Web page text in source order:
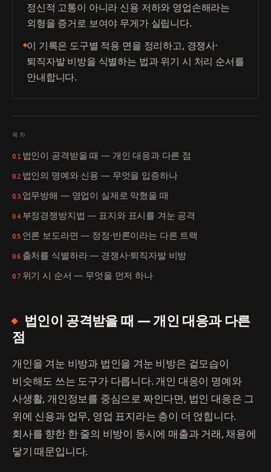
정신적 고통이 아니라 신용 저하와 영업손해라는
외형을 증거로 보여야 무게가 실립니다.
이 기록은 도구별 적용 면을 정리하고, 경쟁사·
퇴직자발 비방을 식별하는 법과 위기 시 처리 순서를
안내합니다.
목차
01 법인이 공격받을 때 — 개인 대응과 다른 점
02 법인의 명예와 신용 — 무엇을 입증하나
03 업무방해 — 영업이 실제로 막혔을 때
04 부정경쟁방지법 — 표지와 표시를 겨눈 공격
05 언론 보도라면 — 정정·반론이라는 다른 트랙
06 출처를 식별하라 — 경쟁사·퇴직자발 비방
07 위기 시 순서 — 무엇을 먼저 하나
법인이 공격받을 때 — 개인 대응과 다른
점
개인을 겨눈 비방과 법인을 겨눈 비방은 겉모습이
비슷해도 쓰는 도구가 다릅니다. 개인 대응이 명예와
사생활, 개인정보를 중심으로 짜인다면, 법인 대응은 그
위에 신용과 업무, 영업 표지라는 층이 더 얹힙니다.
회사를 향한 한 줄의 비방이 동시에 매출과 거래, 채용에
닿기 때문입니다.